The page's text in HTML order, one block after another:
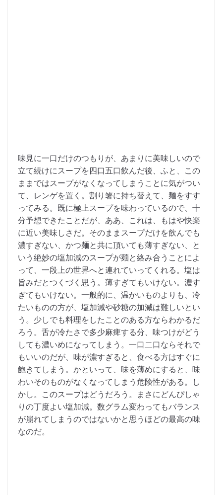
味見に一口だけのつもりが、あまりに美味しいので
立て続けにスープを四口五口飲んだ後、ふと、この
ままではスープがなくなってしまうことに気がつい
て、レンゲを置く。割り箸に持ち替えて、麺をすす
ってみる。既に極上スープを味わっているので、十
分予想できたことだが、ああ、これは、もはや快楽
に近い美味しさだ。そのままスープだけを飲んでも
濃すぎない、かつ麺と共に頂いても薄すぎない、と
いう絶妙の塩加減のスープが麺と絡み合うことによ
って、一段上の世界へと連れていってくれる。塩は
旨みだとつくづく思う。薄すぎてもいけない。濃す
ぎてもいけない。一般的に、温かいものよりも、冷
たいものの方が、塩加減や砂糖の加減は難しいとい
う。少しでも料理をしたことのある方ならわかるだ
ろう。舌が冷たさで多少麻痺する分、味つけがどう
しても濃いめになってしまう。一口二口ならそれで
もいいのだが、味が濃すぎると、食べる方はすぐに
飽きてしまう。かといって、味を薄めにすると、味
わいそのものがなくなってしまう危険性がある。し
かし。このスープはどうだろう。まさにどんぴしゃ
りの丁度よい塩加減。数グラム変わってもバランス
が崩れてしまうのではないかと思うほどの最高の味
なのだ。